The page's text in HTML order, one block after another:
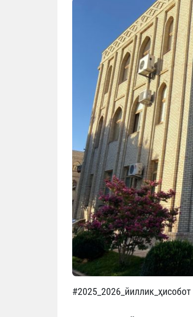
#2025_2026_йиллик_ҳисобот